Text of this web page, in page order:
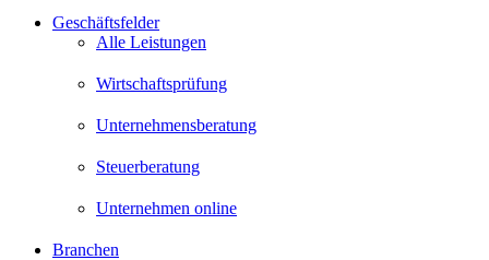
Geschäftsfelder
Alle Leistungen
Wirtschaftsprüfung
Unternehmensberatung
Steuerberatung
Unternehmen online
Branchen